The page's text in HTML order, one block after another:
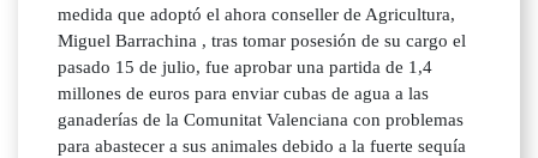
medida que adoptó el ahora conseller de Agricultura,
Miguel Barrachina , tras tomar posesión de su cargo el
pasado 15 de julio, fue aprobar una partida de 1,4
millones de euros para enviar cubas de agua a las
ganaderías de la Comunitat Valenciana con problemas
para abastecer a sus animales debido a la fuerte sequía